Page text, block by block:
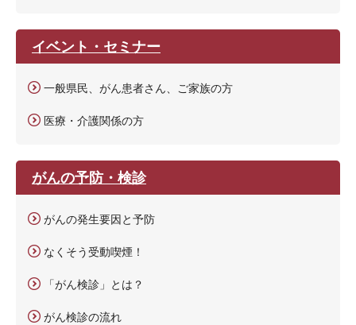
イベント・セミナー
一般県民、がん患者さん、ご家族の方
医療・介護関係の方
がんの予防・検診
がんの発生要因と予防
なくそう受動喫煙！
「がん検診」とは？
がん検診の流れ